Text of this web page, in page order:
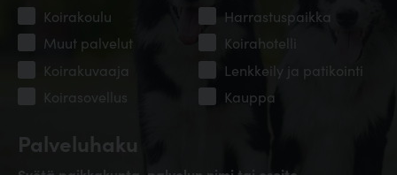
Palveluhaku
Koirakoulu
Harrastuspaikka
Muut palvelut
Koirahotelli
Koirakuvaaja
Lenkkeily ja patikointi
Koirasovellus
Kauppa